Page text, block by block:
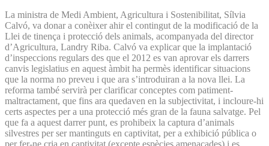
La ministra de Medi Ambient, Agricultura i Sostenibilitat, Sílvia
Calvó, va donar a conèixer ahir el contingut de la modificació de la
Llei de tinença i protecció dels animals, acompanyada del director
d’Agricultura, Landry Riba. Calvó va explicar que la implantació
d’inspeccions regulars des que el 2012 es van aprovar els darrers
canvis legislatius en aquest àmbit ha permès identificar situacions
que la norma no preveu i que ara s’introduiran a la nova llei. La
reforma també servirà per clarificar conceptes com patiment-
maltractament, que fins ara quedaven en la subjectivitat, i incloure-hi
certs aspectes per a una protecció més gran de la fauna salvatge. Pel
que fa a aquest darrer punt, es prohibeix la captura d’animals
silvestres per ser mantinguts en captivitat, per a exhibició pública o
per fer-ne cria en captivitat (excepte espècies amenaçades) i es